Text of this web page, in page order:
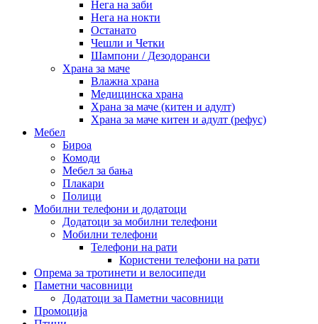
Нега на заби
Нега на нокти
Останато
Чешли и Четки
Шампони / Дезодоранси
Храна за маче
Влажна храна
Медицинска храна
Храна за маче (китен и адулт)
Храна за маче китен и адулт (рефус)
Мебел
Бироа
Комоди
Мебел за бања
Плакари
Полици
Мобилни телефони и додатоци
Додатоци за мобилни телефони
Мобилни телефони
Телефони на рати
Користени телефони на рати
Опрема за тротинети и велосипеди
Паметни часовници
Додатоци за Паметни часовници
Промоција